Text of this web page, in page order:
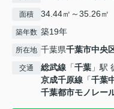
面積 34.44㎡～35.26㎡
築年数 築19年
所在地 千葉県千葉市中央
交通 総武線 「千葉 」駅
京成千原線 「千葉
千葉都市モノレー